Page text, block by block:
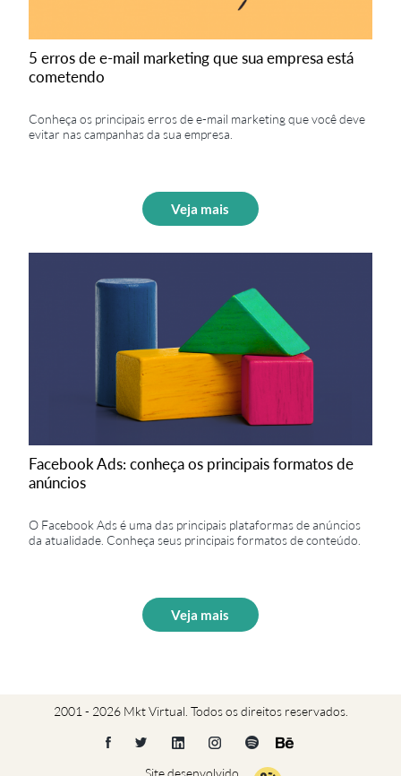
5 erros de e-mail marketing que sua empresa está
cometendo
Conheça os principais erros de e-mail marketing que você deve
evitar nas campanhas da sua empresa.
Veja mais
Facebook Ads: conheça os principais formatos de
anúncios
O Facebook Ads é uma das principais plataformas de anúncios
da atualidade. Conheça seus principais formatos de conteúdo.
Veja mais
2001 - 2026 Mkt Virtual. Todos os direitos reservados.
Site desenvolvido